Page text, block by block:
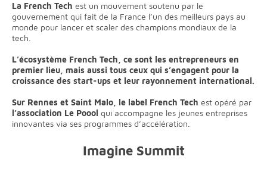
La French Tech est un mouvement soutenu par le
gouvernement qui fait de la France l’un des meilleurs pays au
monde pour lancer et scaler des champions mondiaux de la
tech.
L’écosystème French Tech, ce sont les entrepreneurs en
premier lieu, mais aussi tous ceux qui s’engagent pour la
croissance des start-ups et leur rayonnement international.
Sur Rennes et Saint Malo, le label French Tech est opéré par
l’association Le Poool qui accompagne les jeunes entreprises
innovantes via ses programmes d’accélération.
Imagine Summit